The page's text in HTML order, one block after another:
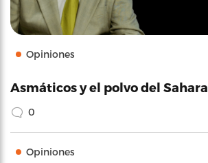
Opiniones
Asmáticos y el polvo del Sahara
0
Opiniones